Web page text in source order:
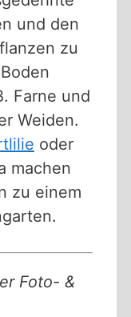
und den
zu
Farne und
Weiden.
oder
machen
zu einem
Foto- &